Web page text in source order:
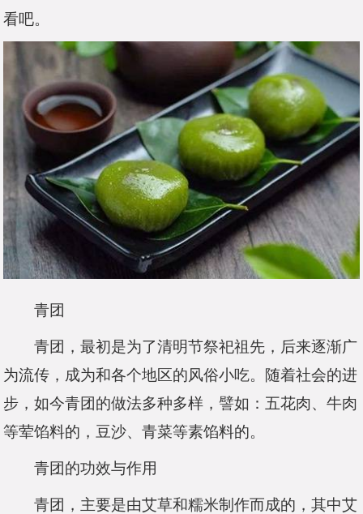
看吧。
青团
青团，最初是为了清明节祭祀祖先，后来逐渐广
为流传，成为和各个地区的风俗小吃。随着社会的进
步，如今青团的做法多种多样，譬如：五花肉、牛肉
等荤馅料的，豆沙、青菜等素馅料的。
青团的功效与作用
青团，主要是由艾草和糯米制作而成的，其中艾